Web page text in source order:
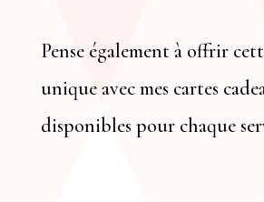
Pense également à offrir
unique avec mes cartes
disponibles pour chaque